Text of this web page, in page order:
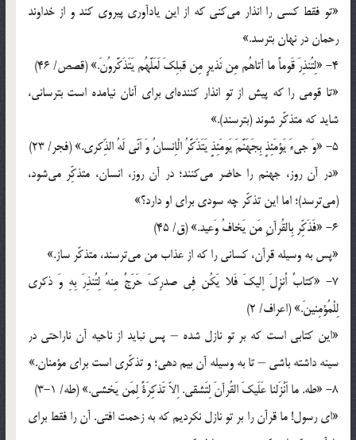
«تو فقط كسى را انذار مى‌كنى كه از اين يادآورى پيروى كند و از خداوند
رحمان در نهان بترسد.»
4- «لِتُنذِرَ قَوماً ما آتاهُم مِن نَذيرٍ مِن قبلِكَ لَعَلَّهُم يَتَذَكَّروُنَ.» (قصص/ 46)
«تا قومى را كه پيش از تو انذار كننده‌اى براى آنان نيامده است بترسانى،
شايد كه متذكّر شوند (بترسند).»
5- «وَ جى‌ءَ يَؤمَئِذٍ بِجَهَنَّمَ يَومَئِذٍ يَتَذَكَّرُ الْاِنسانُ وَ اَنّى لَهُ الذِّكرى.» (فجر/ 23)
«در آن روز، جهنم را حاضر مى‌كنند؛ در آن روز، انسان، متذكِّر مى‌شود،
(مى‌ترسد)؛ اما اين تذكّر چه سودى براى او دارد؟»
6- «فَذَكِّر بِالقُرآنِ مَن يَخافُ وَعيد.» (ق/ 45)
«پس به وسيله قرآن، كسانى را كه از عذاب من مى‌ترسند، متذكّر ساز.»
7- «كتابٌ اُنزِلَ اِليكَ فَلا يَكُن فِى صدرِكَ حَرَجٌ مِنهُ لِتُنذِرَ بِهِ وَ ذكرى
لِلْمُؤمِنينَ.» (اعراف/ 2)
«اين كتابى است كه بر تو نازل شده – پس نبايد از ناحيه آن ناراحتى در
سينه داشته باشى – تا به وسيله آن بيم دهى؛ و تذكّرى است براى مؤمنان.»
8- «طه. ما اَنْزَلنا عَلَيكَ القُرآنَ لِتَشقى. اِلاّ تَذكِرَةً لِمَن يَخشى.» (طه/ 1-3)
«اى رسول! ما قرآن را بر تو نازل نكرديم كه به زحمت افتى. آن را فقط براى